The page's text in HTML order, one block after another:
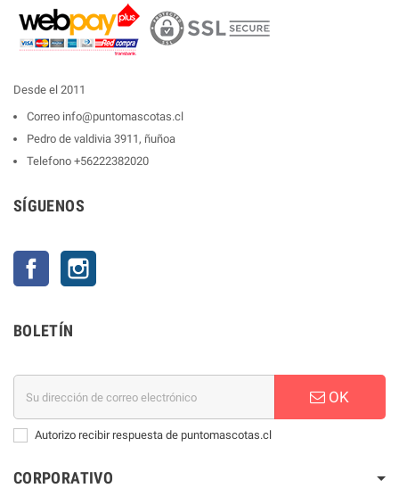
Desde el 2011
Correo info@puntomascotas.cl
Pedro de valdivia 3911, ñuñoa
Telefono +56222382020
SÍGUENOS
Facebook
BOLETÍN
OK
Autorizo recibir respuesta de puntomascotas.cl
CORPORATIVO